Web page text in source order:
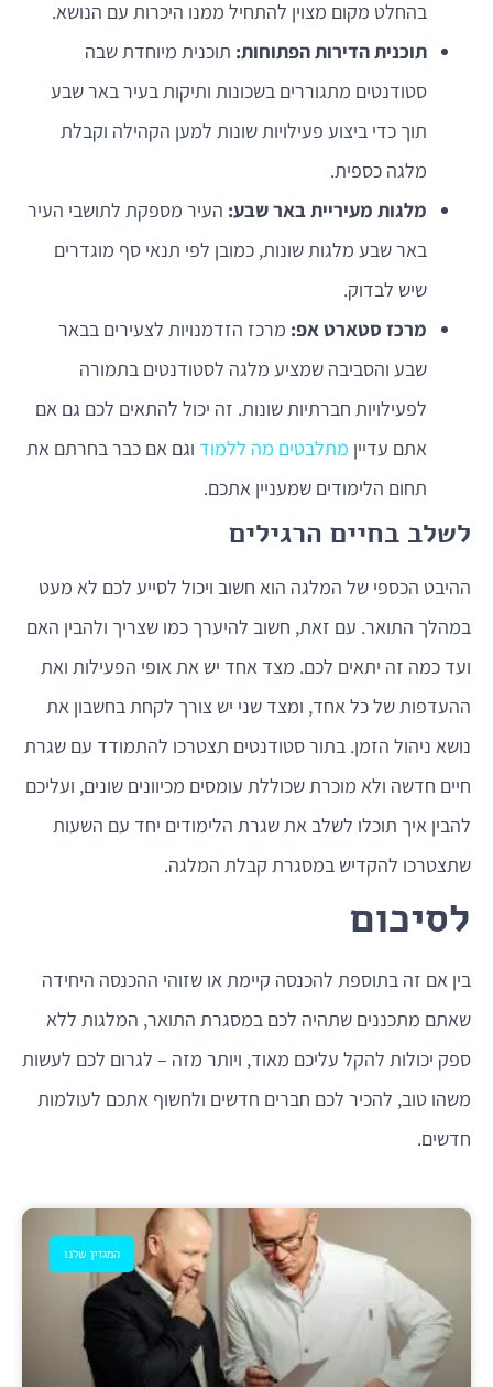
בהחלט מקום מצוין להתחיל ממנו היכרות עם הנושא.
תוכנית הדירות הפתוחות: תוכנית מיוחדת שבה
סטודנטים מתגוררים בשכונות ותיקות בעיר באר שבע
תוך כדי ביצוע פעילויות שונות למען הקהילה וקבלת
מלגה כספית.
מלגות מעיריית באר שבע: העיר מספקת לתושבי העיר
באר שבע מלגות שונות, כמובן לפי תנאי סף מוגדרים
שיש לבדוק.
מרכז סטארט אפ: מרכז הזדמנויות לצעירים בבאר
שבע והסביבה שמציע מלגה לסטודנטים בתמורה
לפעילויות חברתיות שונות. זה יכול להתאים לכם גם אם
אתם עדיין מתלבטים מה ללמוד וגם אם כבר בחרתם את
תחום הלימודים שמעניין אתכם.
לשלב בחיים הרגילים
ההיבט הכספי של המלגה הוא חשוב ויכול לסייע לכם לא מעט
במהלך התואר. עם זאת, חשוב להיערך כמו שצריך ולהבין האם
ועד כמה זה יתאים לכם. מצד אחד יש את אופי הפעילות ואת
ההעדפות של כל אחד, ומצד שני יש צורך לקחת בחשבון את
נושא ניהול הזמן. בתור סטודנטים תצטרכו להתמודד עם שגרת
חיים חדשה ולא מוכרת שכוללת עומסים מכיוונים שונים, ועליכם
להבין איך תוכלו לשלב את שגרת הלימודים יחד עם השעות
שתצטרכו להקדיש במסגרת קבלת המלגה.
לסיכום
בין אם זה בתוספת להכנסה קיימת או שזוהי ההכנסה היחידה
שאתם מתכננים שתהיה לכם במסגרת התואר, המלגות ללא
ספק יכולות להקל עליכם מאוד, ויותר מזה – לגרום לכם לעשות
משהו טוב, להכיר לכם חברים חדשים ולחשוף אתכם לעולמות
חדשים.
המגזין שלנו